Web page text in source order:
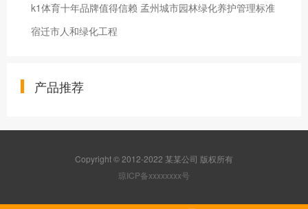
k1体育十年品牌值得信赖 孟州城市园林绿化养护管理标准
宿迁市人和绿化工程
产品推荐
Copyright © 2012-2022 某某公司 版权所有
琼ICP备xxxxxxxx号